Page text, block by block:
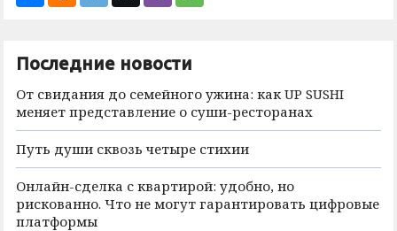
Последние новости
От свидания до семейного ужина: как UP SUSHI
меняет представление о суши-ресторанах
Путь души сквозь четыре стихии
Онлайн-сделка с квартирой: удобно, но
рискованно. Что не могут гарантировать цифровые
платформы